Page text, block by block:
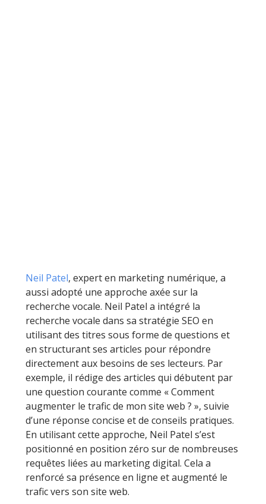
Neil Patel, expert en marketing numérique, a
aussi adopté une approche axée sur la
recherche vocale. Neil Patel a intégré la
recherche vocale dans sa stratégie SEO en
utilisant des titres sous forme de questions et
en structurant ses articles pour répondre
directement aux besoins de ses lecteurs. Par
exemple, il rédige des articles qui débutent par
une question courante comme « Comment
augmenter le trafic de mon site web ? », suivie
d’une réponse concise et de conseils pratiques.
En utilisant cette approche, Neil Patel s’est
positionné en position zéro sur de nombreuses
requêtes liées au marketing digital. Cela a
renforcé sa présence en ligne et augmenté le
trafic vers son site web.